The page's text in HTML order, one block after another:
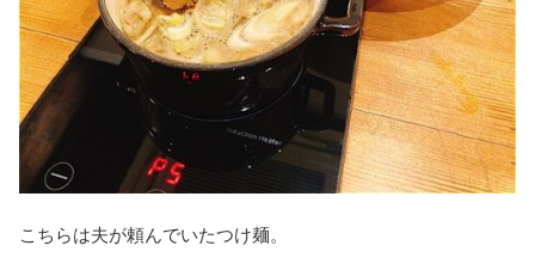
こちらは夫が頼んでいたつけ麺。